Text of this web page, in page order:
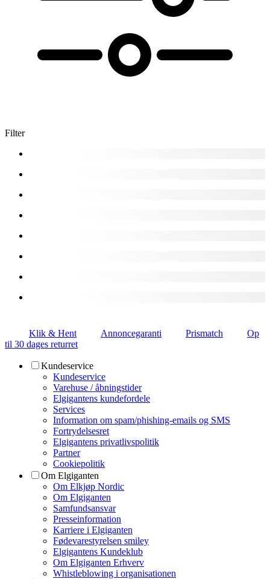
Filter
Klik & Hent Annoncegaranti Prismatch
Op
til 30 dages returret
Kundeservice
Kundeservice
Varehuse / åbningstider
Elgigantens kundefordele
Services
Information om spam/phishing-emails og SMS
Fortrydelsesret
Elgigantens privatlivspolitik
Partner
Cookiepolitik
Om Elgiganten
Om Elkjøp Nordic
Om Elgiganten
Samfundsansvar
Presseinformation
Karriere i Elgiganten
Fødevarestyrelsen smiley
Elgigantens Kundeklub
Om Elgiganten Erhverv
Whistleblowing i organisationen